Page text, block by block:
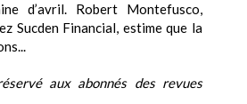
d’avril. Robert Montefusco,
Sucden Financial, estime que la
aux abonnés des revues